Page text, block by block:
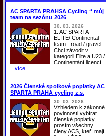
AC SPARTA PRAHSA Cycling ‘‘ můj
team na sezónu 2026
30. 03. 2026
1. AC SPARTA
ELITE/ Continental
team - road / gravel
Chci závodit v
kategorii Elite a U23 /
Continentání licencí.
...více
2026 Členské spolkové poplatky AC
SPARTA PRAHA cycling z.s.
30. 03. 2026
Vzhledem k zákonné
povinnosti vybírat
členské poplatky,
prosím všechny
členy ACS, kteří mají